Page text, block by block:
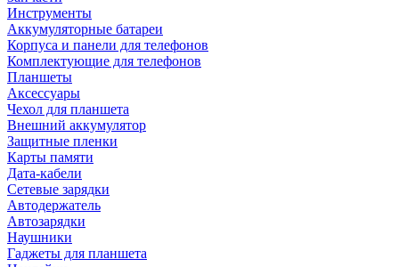
Инструменты
Аккумуляторные батареи
Корпуса и панели для телефонов
Комплектующие для телефонов
Планшеты
Аксессуары
Чехол для планшета
Внешний аккумулятор
Защитные пленки
Карты памяти
Дата-кабели
Сетевые зарядки
Автодержатель
Автозарядки
Наушники
Гаджеты для планшета